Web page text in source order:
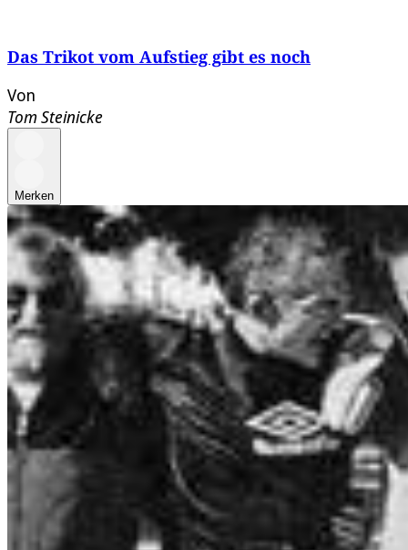
Das Trikot vom Aufstieg gibt es noch
Von
Tom Steinicke
Merken